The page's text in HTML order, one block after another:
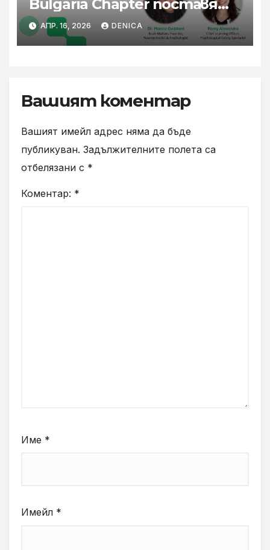
Bulgaria Chapter поставя
акцент върху
психологическата
безопасност и
АПР. 16, 2026 DENICA
Вашият коментар
Вашият имейл адрес няма да бъде
публикуван. Задължителните полета са
отбелязани с *
Коментар: *
Име *
Имейл *